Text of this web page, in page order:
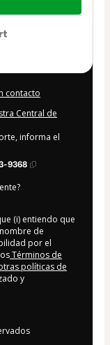
contacto
Central de
informa el
9368
(i) entiendo que
de
por el
Términos de
políticas de
y